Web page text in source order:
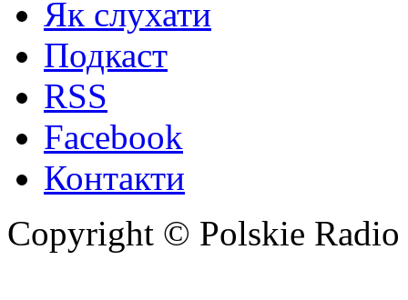
Як слухати
Подкаст
RSS
Facebook
Контакти
Copyright © Polskie